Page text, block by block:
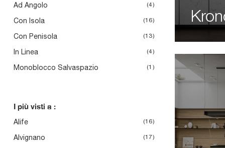
Ad Angolo 4
Con Isola 16
Con Penisola 13
In Linea 4
Monoblocco Salvaspazio 1
I più visti a :
Alife 16
Alvignano 17